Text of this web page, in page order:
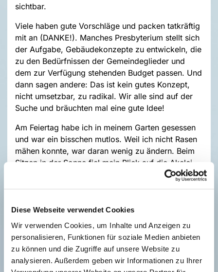
Diese Webseite verwendet Cookies
Wir verwenden Cookies, um Inhalte und Anzeigen zu
personalisieren, Funktionen für soziale Medien anbieten
zu können und die Zugriffe auf unsere Website zu
analysieren. Außerdem geben wir Informationen zu Ihrer
sichtbar.
Viele haben gute Vorschläge und packen tatkräftig
mit an (DANKE!). Manches Presbyterium stellt sich
der Aufgabe, Gebäudekonzepte zu entwickeln, die
zu den Bedürfnissen der Gemeindeglieder und
dem zur Verfügung stehenden Budget passen. Und
dann sagen andere: Das ist kein gutes Konzept,
nicht umsetzbar, zu radikal. Wir alle sind auf der
Suche und bräuchten mal eine gute Idee!
Am Feiertag habe ich in meinem Garten gesessen
und war ein bisschen mutlos. Weil ich nicht Rasen
mähen konnte, war daran wenig zu ändern. Beim
Sitzen in der Sonne fiel mein Blick auf die Akelei,
die gerade wunderbar blüht (sie hat sich selbst
wieder hinaus (ob sie ein Nest bauen?). Die Rose
Westerland öffnete ihre ersten Blüten (groß,
duftend, lachs-rosa).
Da dachte ich: Vielleicht hat mein Garten ein
eigenes Konzept, bei so viel Schönheit und